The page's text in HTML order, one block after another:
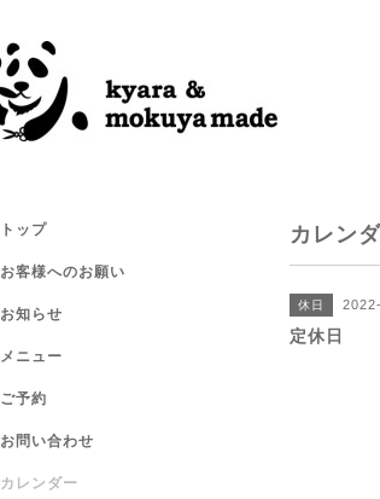
カレン
休日
定休日
トップ
お客様へのお願い
お知らせ
メニュー
ご予約
お問い合わせ
カレンダー